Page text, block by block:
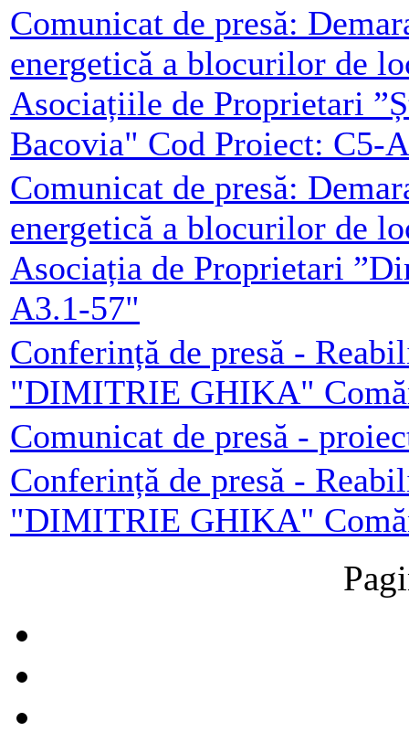
Comunicat de presă:
energetică a blocurilor de
Asociațiile de Proprietari
Bacovia" Cod Proiect: C5-
Comunicat de presă:
energetică a blocurilor de
Asociația de Proprietari
A3.1-57"
Conferință de presă -
"DIMITRIE GHIKA"
Comunicat de presă -
Conferință de presă -
"DIMITRIE GHIKA"